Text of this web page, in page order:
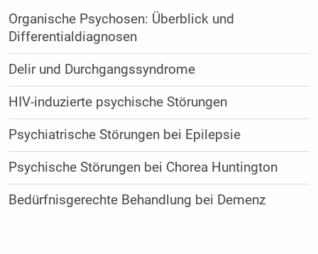
Organische Psychosen: Überblick und
Differentialdiagnosen
Delir und Durchgangssyndrome
HIV-induzierte psychische Störungen
Psychiatrische Störungen bei Epilepsie
Psychische Störungen bei Chorea Huntington
Bedürfnisgerechte Behandlung bei Demenz